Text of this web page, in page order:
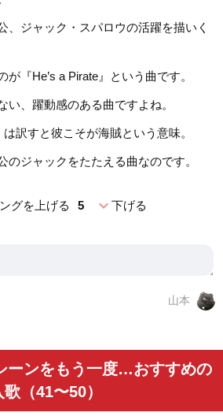
、ジャック・スパロウの活躍を描いく
『He’s a Pirate』という曲です。
い、躍動感のある曲ですよね。
訳すと彼こそが海賊という意味。
のジャックをたたえる曲なのです。
グを上げる 5 expand_more下げる
山本
ーンをもう一度…おすすめの
（41〜50）